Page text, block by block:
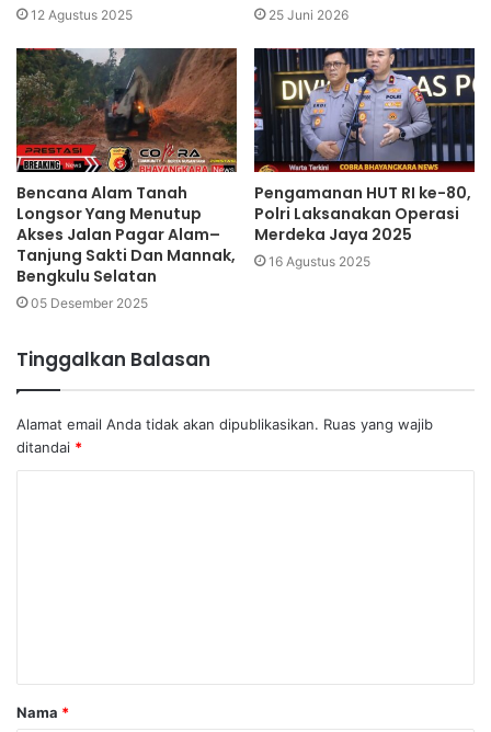
12 Agustus 2025 25 Juni 2026
Bencana Alam Tanah
Longsor Yang Menutup
Akses Jalan Pagar Alam–
Tanjung Sakti Dan Mannak,
Bengkulu Selatan
05 Desember 2025
Pengamanan HUT RI ke-80,
Polri Laksanakan Operasi
Merdeka Jaya 2025
16 Agustus 2025
Tinggalkan Balasan
Alamat email Anda tidak akan dipublikasikan. Ruas yang wajib
ditandai *
a
r
Nama *